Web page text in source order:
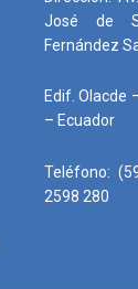
José de
Fernández
Edif. Olacde
– Ecuador
Teléfono:
2598 280